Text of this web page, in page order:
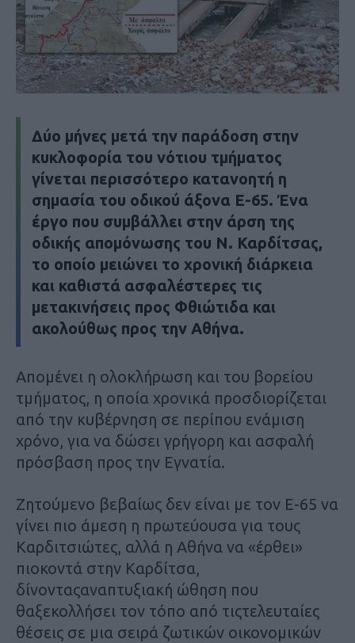
Δύο μήνες μετά την παράδοση στην
κυκλοφορία του νότιου τμήματος
γίνεται περισσότερο κατανοητή η
σημασία του οδικού άξονα Ε-65. Ένα
έργο που συμβάλλει στην άρση της
οδικής απομόνωσης του Ν. Καρδίτσας,
το οποίο μειώνει το χρονική διάρκεια
και καθιστά ασφαλέστερες τις
μετακινήσεις προς Φθιώτιδα και
ακολούθως προς την Αθήνα.
Απομένει η ολοκλήρωση και του βορείου
τμήματος, η οποία χρονικά προσδιορίζεται
από την κυβέρνηση σε περίπου ενάμιση
χρόνο, για να δώσει γρήγορη και ασφαλή
πρόσβαση προς την Εγνατία.
Ζητούμενο βεβαίως δεν είναι με τον Ε-65 να
γίνει πιο άμεση η πρωτεύουσα για τους
Καρδιτσιώτες, αλλά η Αθήνα να «έρθει»
πιοκοντά στην Καρδίτσα,
δίνονταςαναπτυξιακή ώθηση που
θαξεκολλήσει τον τόπο από τιςτελευταίες
θέσεις σε μια σειρά ζωτικών οικονομικών